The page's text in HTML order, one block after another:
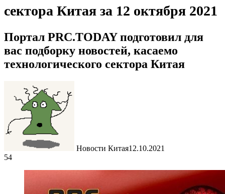
сектора Китая за 12 октября 2021
Портал PRC.TODAY подготовил для
вас подборку новостей, касаемо
технологического сектора Китая
Новости Китая12.10.2021
54